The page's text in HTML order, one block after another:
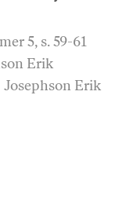
5, s. 59-61
Erik
Erik